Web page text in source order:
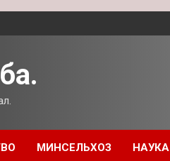
МИНСЕЛЬХОЗ НАУКА